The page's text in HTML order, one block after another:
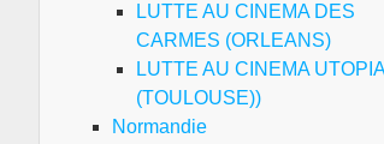
LUTTE AU CINEMA DES
CARMES (ORLEANS)
LUTTE AU CINEMA UTOPIA
(TOULOUSE))
Normandie